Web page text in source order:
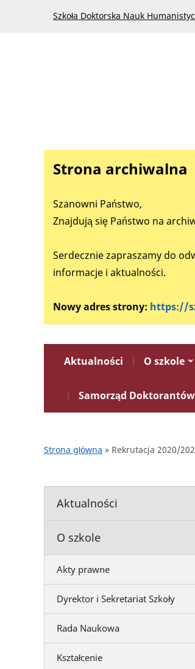
Szkoła Doktorska Nauk
Strona archiwalna
Szanowni Państwo,
Znajdują się Państwo na
Serdecznie zapraszamy do
informacje i aktualności.
Nowy adres strony: https://
Aktualności O szkole
Samorząd Doktorantów
Strona główna » Rekrutacja 2020/
Aktualności
O szkole
Akty prawne
Dyrektor i Sekretariat Szkoły
Rada Naukowa
Kształcenie